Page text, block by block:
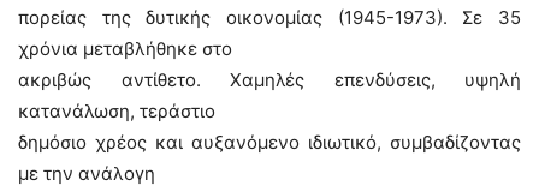
πορείας της δυτικής οικονομίας (1945-1973). Σε 35
χρόνια μεταβλήθηκε στο
ακριβώς αντίθετο. Χαμηλές επενδύσεις, υψηλή
κατανάλωση, τεράστιο
δημόσιο χρέος και αυξανόμενο ιδιωτικό, συμβαδίζοντας
με την ανάλογη